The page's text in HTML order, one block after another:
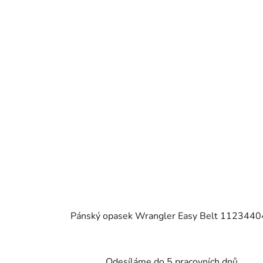
Pánský opasek Wrangler Easy Belt